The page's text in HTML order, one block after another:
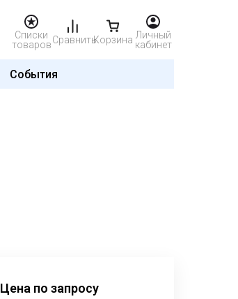
Списки
товаровСравнитьКорзина Личный
кабинет
События
Цена по запросу